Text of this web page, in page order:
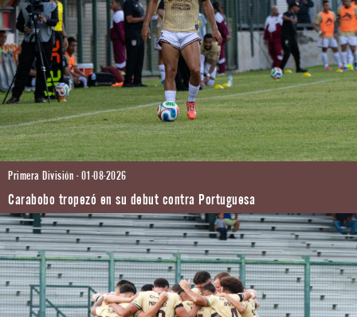
Primera División - 01-08-2026
Carabobo tropezó en su debut contra Portuguesa